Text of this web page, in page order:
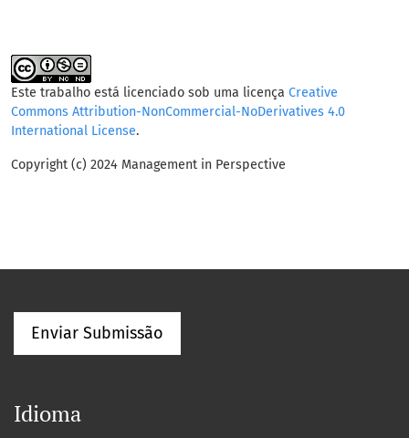
Este trabalho está licenciado sob uma licença Creative
Commons Attribution-NonCommercial-NoDerivatives 4.0
International License.
Copyright (c) 2024 Management in Perspective
Enviar Submissão
Idioma